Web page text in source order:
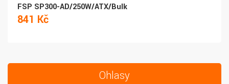
FSP SP300-AD/250W/ATX/Bulk
841 Kč
Ohlasy